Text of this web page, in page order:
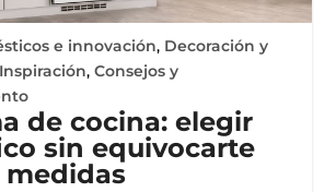
e innovación, Decoración y
Inspiración,Consejos y
de cocina: elegir
sin equivocarte
medidas